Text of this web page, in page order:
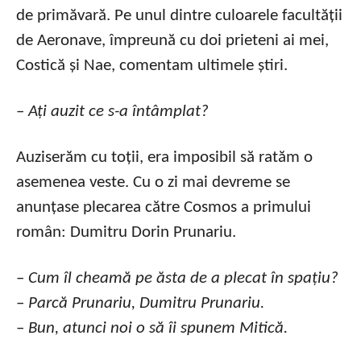
de primăvară. Pe unul dintre culoarele facultății
de Aeronave, împreună cu doi prieteni ai mei,
Costică și Nae, comentam ultimele știri.
–Ați auzit ce s-a întâmplat?
Auziserăm cu toții, era imposibil să ratăm o
asemenea veste. Cu o zi mai devreme se
anunțase plecarea către Cosmos a primului
român: Dumitru Dorin Prunariu.
– Cum îl cheamă pe ăsta de a plecat în spațiu?
– Parcă Prunariu, Dumitru Prunariu.
– Bun, atunci noi o să îi spunem Mitică.